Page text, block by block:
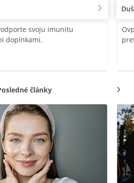
svoju imunitu
doplnkami.
články